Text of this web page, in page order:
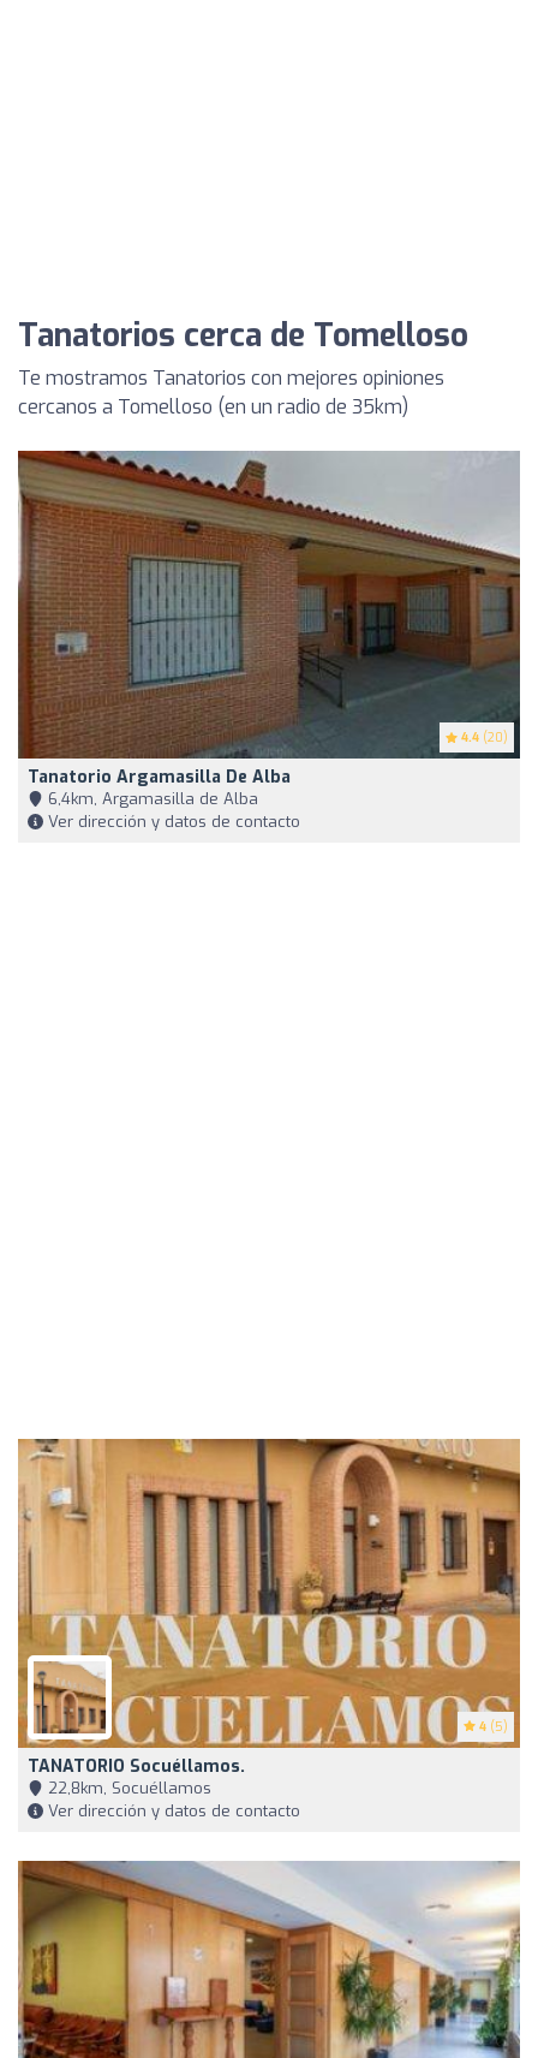
Tanatorios cerca de Tomelloso
Te mostramos Tanatorios con mejores opiniones
cercanos a Tomelloso (en un radio de 35km)
4.4 (20)
Tanatorio Argamasilla De Alba
6,4km, Argamasilla de Alba
Ver dirección y datos de contacto
4 (5)
TANATORIO Socuéllamos.
22,8km, Socuéllamos
Ver dirección y datos de contacto